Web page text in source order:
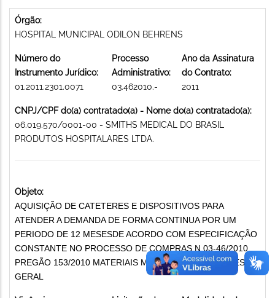
Órgão:
HOSPITAL MUNICIPAL ODILON BEHRENS
Número do
Instrumento Jurídico:
01.2011.2301.0071
Processo
Administrativo:
03.462010.-
Ano da Assinatura
do Contrato:
2011
CNPJ/CPF do(a) contratado(a) - Nome do(a) contratado(a):
06.019.570/0001-00 - SMITHS MEDICAL DO BRASIL
PRODUTOS HOSPITALARES LTDA.
Objeto:
AQUISIÇÃO DE CATETERES E DISPOSITIVOS PARA
ATENDER A DEMANDA DE FORMA CONTINUA POR UM
PERIODO DE 12 MESESDE ACORDO COM ESPECIFICAÇÃO
CONSTANTE NO PROCESSO DE COMPRAS N 03-46/2010
PREGÃO 153/2010 MATERIAIS MÉDICO- HOSPITALARES EM
GERAL